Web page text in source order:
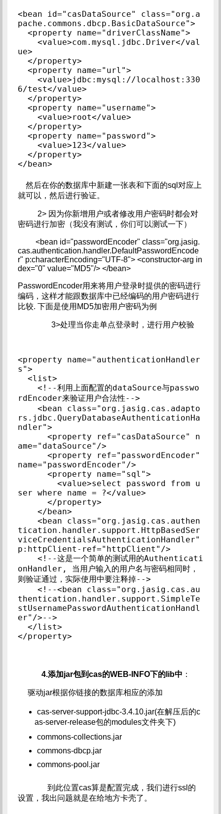
<bean id="casDataSource" class="org.a
pache.commons.dbcp.BasicDataSource">
ue>
6/test</value>
</bean>
然后在你的数据库中新建一张表和下面的sql对应上
就可以，然后进行验证。
2> 因为你新增用户或者修改用户密码时都会对
密码进行加密（我没有测试，你们可以测试一下）
<bean id="passwordEncoder" class="org.jasig.
cas.authentication.handler.DefaultPasswordEncode
r" p:characterEncoding="UTF-8"> <constructor-arg in
dex="0" value="MD5"/> </bean>
PasswordEncoder用来将用户登录时提供的密码进行
编码，这样才能跟数据库中已经编码的用户密码进行
比较. 下面是使用MD5加密用户密码为例
3>处理当你走单点登录时，进行用户校验
<property name="authenticationHandler
s">
rdEncoder来验证用户合法性-->
rs.jdbc.QueryDatabaseAuthenticationHa
ndler">
ame="dataSource"/>
name="passwordEncoder"/>
ser where name = ?</value>
tication.handler.support.HttpBasedSer
viceCredentialsAuthenticationHandler"
p:httpClient-ref="httpClient"/>
onHandler, 当用户输入的用户名与密码相同时，
则验证通过，实际使用中要注释掉-->
thentication.handler.support.SimpleTe
stUsernamePasswordAuthenticationHandl
er"/>-->
</property>
4.添加jar包到cas的WEB-INFO下的lib中 ：
驱动jar根据你链接的数据库相应的添加
cas-server-support-jdbc-3.4.10.jar(在解压后的c
as-server-release包的modules文件夹下)
commons-collections.jar
commons-dbcp.jar
commons-pool.jar
到此位置cas算是配置完成，我们进行ssl的
设置，我出问题就是在给地方卡壳了。